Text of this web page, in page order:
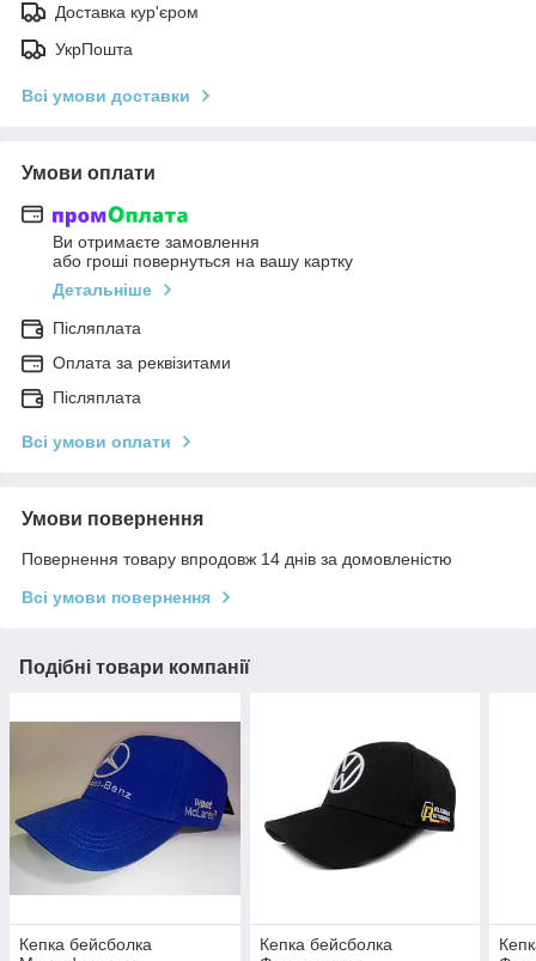
Доставка кур'єром
УкрПошта
Всі умови доставки
Умови оплати
Ви отримаєте замовлення
або гроші повернуться на вашу картку
Детальніше
Післяплата
Оплата за реквізитами
Післяплата
Всі умови оплати
Умови повернення
Повернення товару впродовж 14 днів за домовленістю
Всі умови повернення
Подібні товари компанії
Кепка бейсболка
Кепка бейсболка